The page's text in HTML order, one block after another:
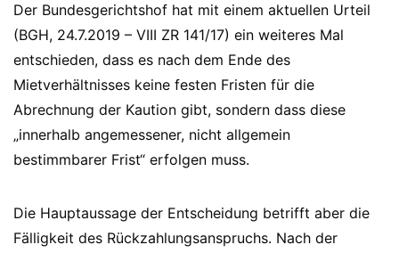
Der Bundesgerichtshof hat mit einem aktuellen Urteil
(BGH, 24.7.2019 – VIII ZR 141/17) ein weiteres Mal
entschieden, dass es nach dem Ende des
Mietverhältnisses keine festen Fristen für die
Abrechnung der Kaution gibt, sondern dass diese
„innerhalb angemessener, nicht allgemein
bestimmbarer Frist“ erfolgen muss.
Die Hauptaussage der Entscheidung betrifft aber die
Fälligkeit des Rückzahlungsanspruchs. Nach der